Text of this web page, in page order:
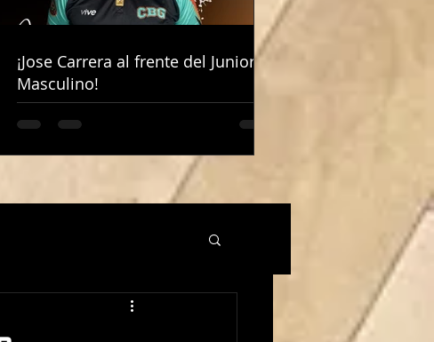
¡Jose Carrera al frente del Junior
Masculino!
¡Jose Carrera al frente del Junior
Masculino!